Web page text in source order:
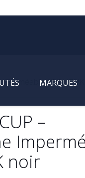
MARQUES
KULUSUK
–
noir